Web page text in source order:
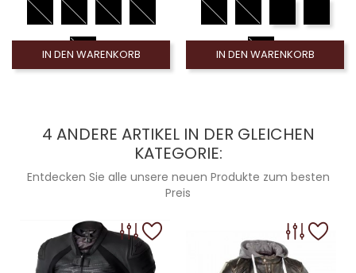
IN DEN WARENKORB IN DEN WARENKORB
4 ANDERE ARTIKEL IN DER GLEICHEN
KATEGORIE:
Entdecken Sie alle unsere neuen Produkte zum besten
Preis